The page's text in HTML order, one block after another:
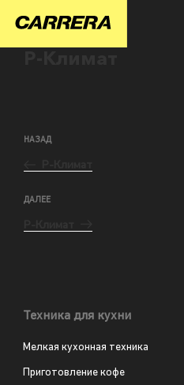
НАЗАД
ДАЛЕЕ
Техника для кухни
Мелкая кухонная техника
Приготовление кофе